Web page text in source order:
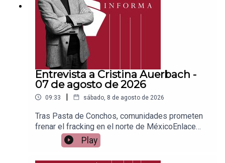
Entrevista a Cristina Auerbach -
07 de agosto de 2026
09:33 | sábado, 8 de agosto de 2026
Tras Pasta de Conchos, comunidades prometen
frenar el fracking en el norte de MéxicoEnlace
para apoyar vía
Patreon:https://www.patreon.com/julioastilleroEnl
Play